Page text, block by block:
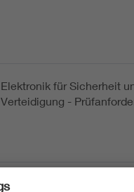
Elektronik für Sicherheit
Verteidigung -